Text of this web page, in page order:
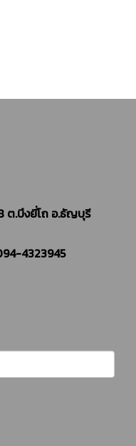
ต.บึงยี่โถ อ.ธัญบุรี
4323945